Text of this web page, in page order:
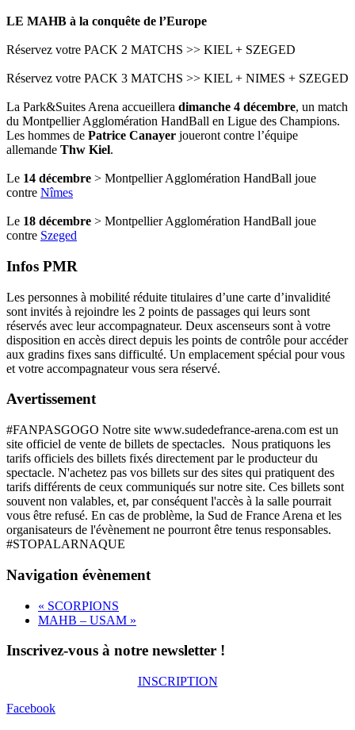
LE MAHB à la conquête de l’Europe
Réservez votre PACK 2 MATCHS >> KIEL + SZEGED
Réservez votre PACK 3 MATCHS >> KIEL + NIMES + SZEGED
La Park&Suites Arena accueillera dimanche 4 décembre, un match
du Montpellier Agglomération HandBall en Ligue des Champions.
Les hommes de Patrice Canayer joueront contre l’équipe
allemande Thw Kiel.
Le 14 décembre > Montpellier Agglomération HandBall joue
contre Nîmes
Le 18 décembre > Montpellier Agglomération HandBall joue
contre Szeged
Infos PMR
Les personnes à mobilité réduite titulaires d’une carte d’invalidité
sont invités à rejoindre les 2 points de passages qui leurs sont
réservés avec leur accompagnateur. Deux ascenseurs sont à votre
disposition en accès direct depuis les points de contrôle pour accéder
aux gradins fixes sans difficulté. Un emplacement spécial pour vous
et votre accompagnateur vous sera réservé.
Avertissement
#FANPASGOGO Notre site www.sudedefrance-arena.com est un
site officiel de vente de billets de spectacles. Nous pratiquons les
tarifs officiels des billets fixés directement par le producteur du
spectacle. N'achetez pas vos billets sur des sites qui pratiquent des
tarifs différents de ceux communiqués sur notre site. Ces billets sont
souvent non valables, et, par conséquent l'accès à la salle pourrait
vous être refusé. En cas de problème, la Sud de France Arena et les
organisateurs de l'évènement ne pourront être tenus responsables.
#STOPALARNAQUE
Navigation évènement
« SCORPIONS
MAHB – USAM »
Inscrivez-vous à notre newsletter !
INSCRIPTION
Facebook